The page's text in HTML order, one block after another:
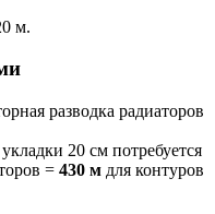
м.
разводка радиаторов
20 см потребуется
= 430 м для контуров